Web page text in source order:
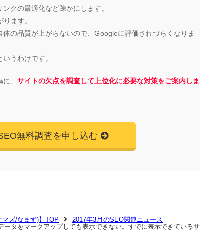
クの最適化など疎かにします。
ます。
の品質が上がらないので、Googleに評価されづらくなりま
うわけです。
、 サイトの欠点を調査して上位化に必要な対策をご案内しま
無料調査を申し込む
ズ/なまず)】TOP
2017年3月のSEO関連ニュース
ータをマークアップしても表示できない。すでに表示できている